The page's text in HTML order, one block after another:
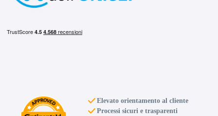
Elevato orientamento al cliente
Processi sicuri e trasparenti